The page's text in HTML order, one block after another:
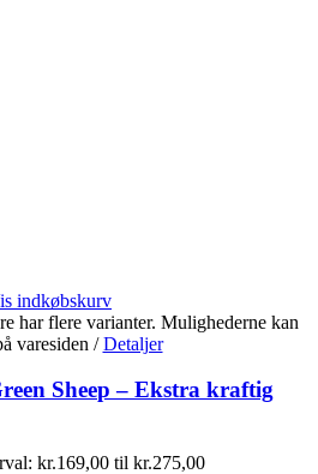
indkøbskurv
har flere varianter. Mulighederne kan
varesiden / Detaljer
Sheep – Ekstra kraftig
kr.169,00 til kr.275,00